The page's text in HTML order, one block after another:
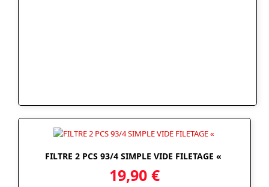
FILTRE 2 PCS 93/4 SIMPLE VIDE FILETAGE «
19,90 €